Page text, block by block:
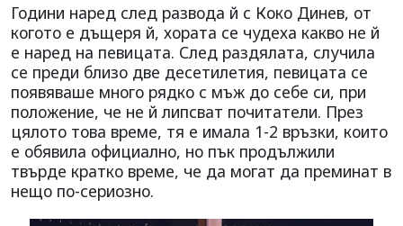
Години наред след развода й с Коко Динев, от
когото е дъщеря й, хората се чудеха какво не й
е наред на певицата. След раздялата, случила
се преди близо две десетилетия, певицата се
появяваше много рядко с мъж до себе си, при
положение, че не й липсват почитатели. През
цялото това време, тя е имала 1-2 връзки, които
е обявила официално, но пък продължили
твърде кратко време, че да могат да преминат в
нещо по-сериозно.